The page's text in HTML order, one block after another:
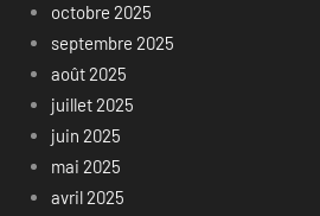
octobre 2025
septembre 2025
août 2025
juillet 2025
juin 2025
mai 2025
avril 2025